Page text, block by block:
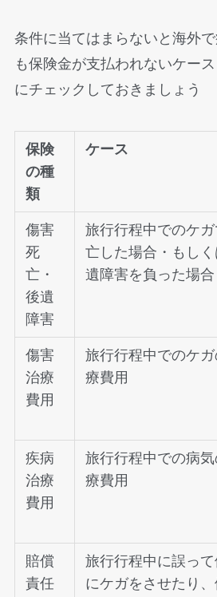
条件に当てはまらないと海外
も保険金が支払われないケー
にチェックしておきましょう
保険
の種
類
ケース
傷害
死
亡・
後遺
障害
旅行行程中でのケ
亡した場合・もし
遺障害を負った場合
傷害
治療
費用
旅行行程中でのケ
療費用
疾病
治療
費用
旅行行程中での病
療費用
賠償
責任
旅行行程中に誤って
にケガをさせたり、